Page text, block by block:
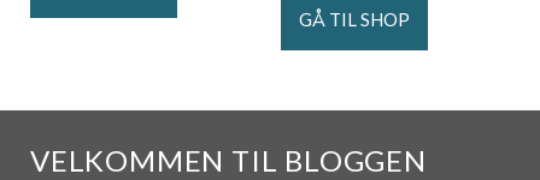
GÅ TIL SHOP
VELKOMMEN TIL BLOGGEN